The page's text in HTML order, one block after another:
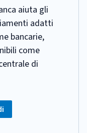
aiuta gli
adatti
bancarie,
come
di